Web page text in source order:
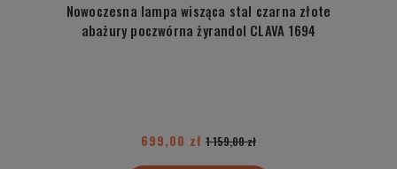
Nowoczesna lampa wisząca stal czarna złote
abażury poczwórna żyrandol CLAVA 1694
699,00 zł 1 159,00 zł